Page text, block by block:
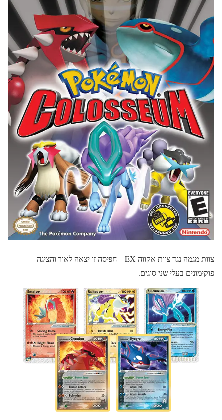
צוות מגמה נגד צוות אקווה EX – חפיסה זו יצאה לאור והציגה
פוקימונים בעלי שני סוגים.